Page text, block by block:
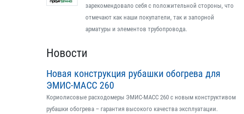
зарекомендовало себя с положительной стороны, что
отмечают как наши покупатели, так и запорной
арматуры и элементов трубопровода.
Новости
Новая конструкция рубашки обогрева для
ЭМИС-МАСС 260
Кориолисовые расходомеры ЭМИС-МАСС 260 с новым конструктивом
рубашки обогрева – гарантия высокого качества эксплуатации.